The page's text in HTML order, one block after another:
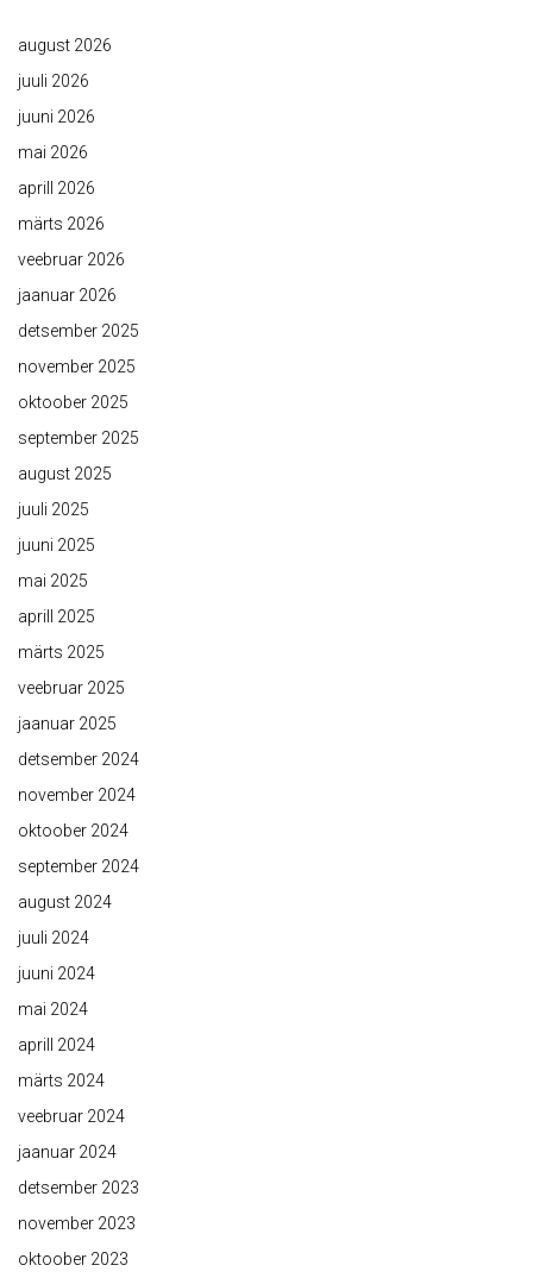
august 2026
juuli 2026
juuni 2026
mai 2026
aprill 2026
märts 2026
veebruar 2026
jaanuar 2026
detsember 2025
november 2025
oktoober 2025
september 2025
august 2025
juuli 2025
juuni 2025
mai 2025
aprill 2025
märts 2025
veebruar 2025
jaanuar 2025
detsember 2024
november 2024
oktoober 2024
september 2024
august 2024
juuli 2024
juuni 2024
mai 2024
aprill 2024
märts 2024
veebruar 2024
jaanuar 2024
detsember 2023
november 2023
oktoober 2023